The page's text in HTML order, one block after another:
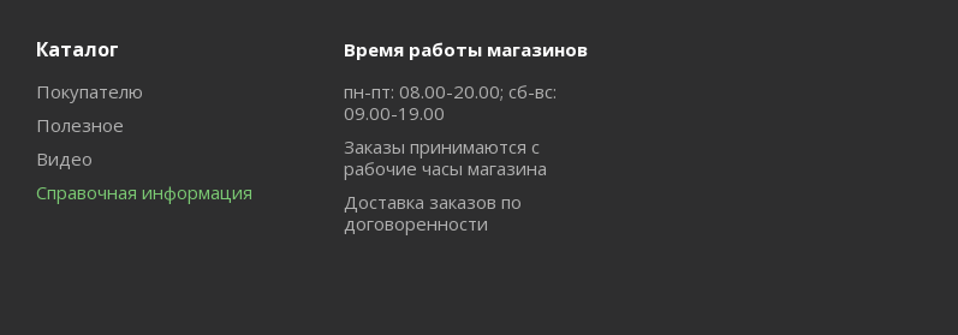
Каталог
Покупателю
Полезное
Видео
Справочная информация
Время работы магазинов
пн-пт: 08.00-20.00; сб-вс:
09.00-19.00
Заказы принимаются с
рабочие часы магазина
Доставка заказов по
договоренности